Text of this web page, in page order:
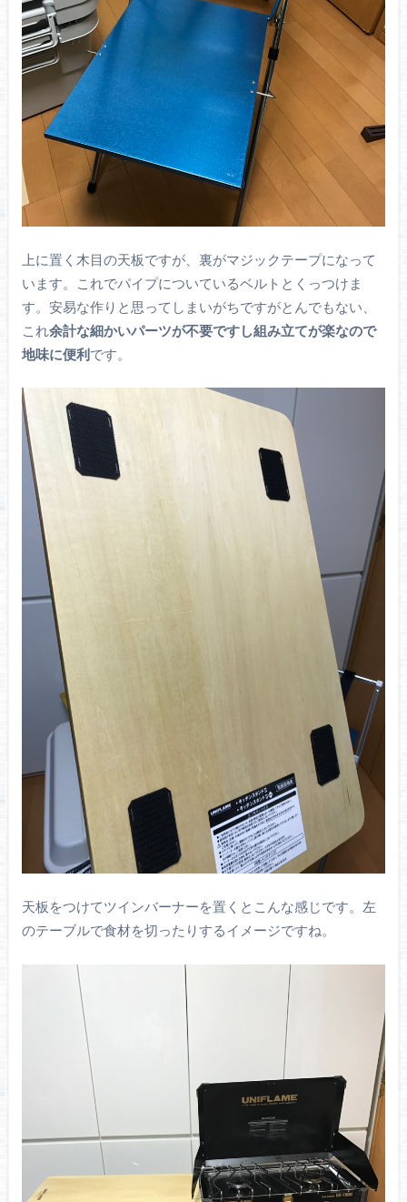
上に置く木目の天板ですが、裏がマジックテープになって
います。これでパイプについているベルトとくっつけま
す。安易な作りと思ってしまいがちですがとんでもない、
これ余計な細かいパーツが不要ですし組み立てが楽なので
地味に便利です。
天板をつけてツインバーナーを置くとこんな感じです。左
のテーブルで食材を切ったりするイメージですね。